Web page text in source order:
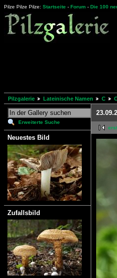
Pilze Pilze Pilze: Startseite - Forum - Die 100
Pilzgalerie Lateinische Namen C
Erweiterte Suche
Neuestes Bild
Zufallsbild